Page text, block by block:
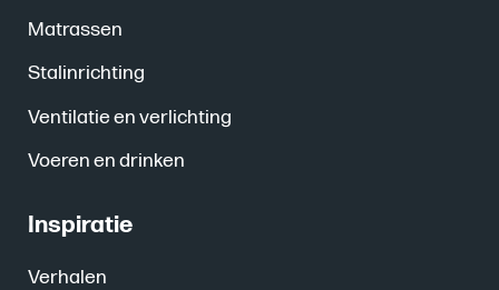
Matrassen
Stalinrichting
Ventilatie en verlichting
Voeren en drinken
Inspiratie
Verhalen